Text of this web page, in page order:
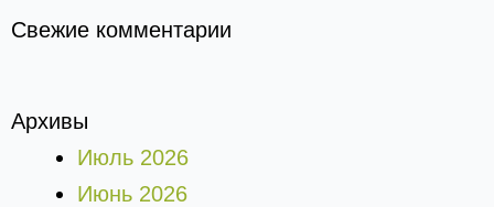
Свежие комментарии
Архивы
Июль 2026
Июнь 2026